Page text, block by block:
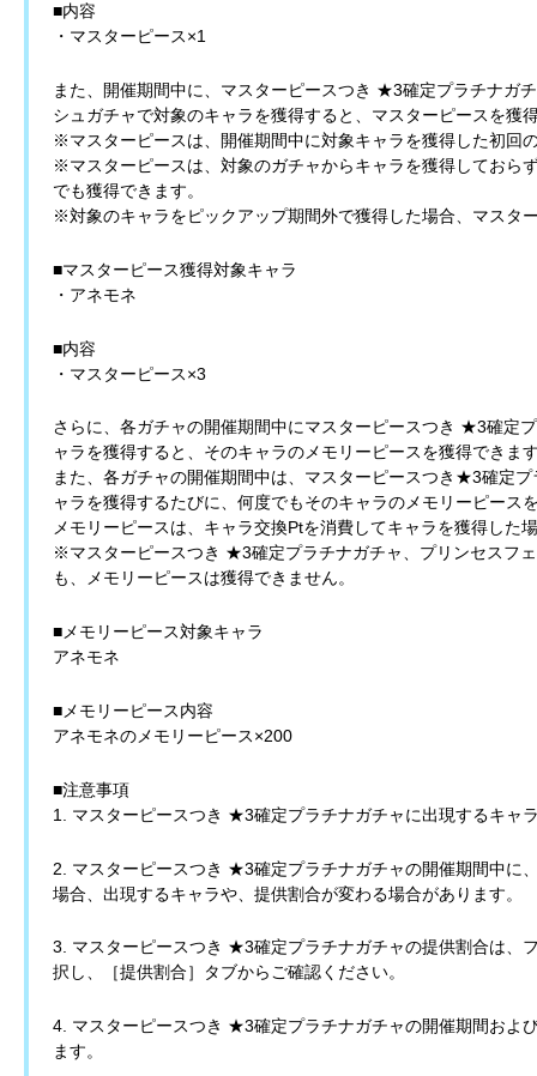
■内容
・マスターピース×1
また、開催期間中に、マスターピースつき ★3確定プラチナガ
シュガチャで対象のキャラを獲得すると、マスターピースを獲
※マスターピースは、開催期間中に対象キャラを獲得した初回
※マスターピースは、対象のガチャからキャラを獲得しておら
でも獲得できます。
※対象のキャラをピックアップ期間外で獲得した場合、マスタ
■マスターピース獲得対象キャラ
・アネモネ
■内容
・マスターピース×3
さらに、各ガチャの開催期間中にマスターピースつき ★3確定
ャラを獲得すると、そのキャラのメモリーピースを獲得できま
また、各ガチャの開催期間中は、マスターピースつき★3確定
ャラを獲得するたびに、何度でもそのキャラのメモリーピース
メモリーピースは、キャラ交換Ptを消費してキャラを獲得した
※マスターピースつき ★3確定プラチナガチャ、プリンセスフ
も、メモリーピースは獲得できません。
■メモリーピース対象キャラ
アネモネ
■メモリーピース内容
アネモネのメモリーピース×200
■注意事項
1. マスターピースつき ★3確定プラチナガチャに出現するキャ
2. マスターピースつき ★3確定プラチナガチャの開催期間中に
場合、出現するキャラや、提供割合が変わる場合があります。
3. マスターピースつき ★3確定プラチナガチャの提供割合は、
択し、［提供割合］タブからご確認ください。
4. マスターピースつき ★3確定プラチナガチャの開催期間およ
ます。